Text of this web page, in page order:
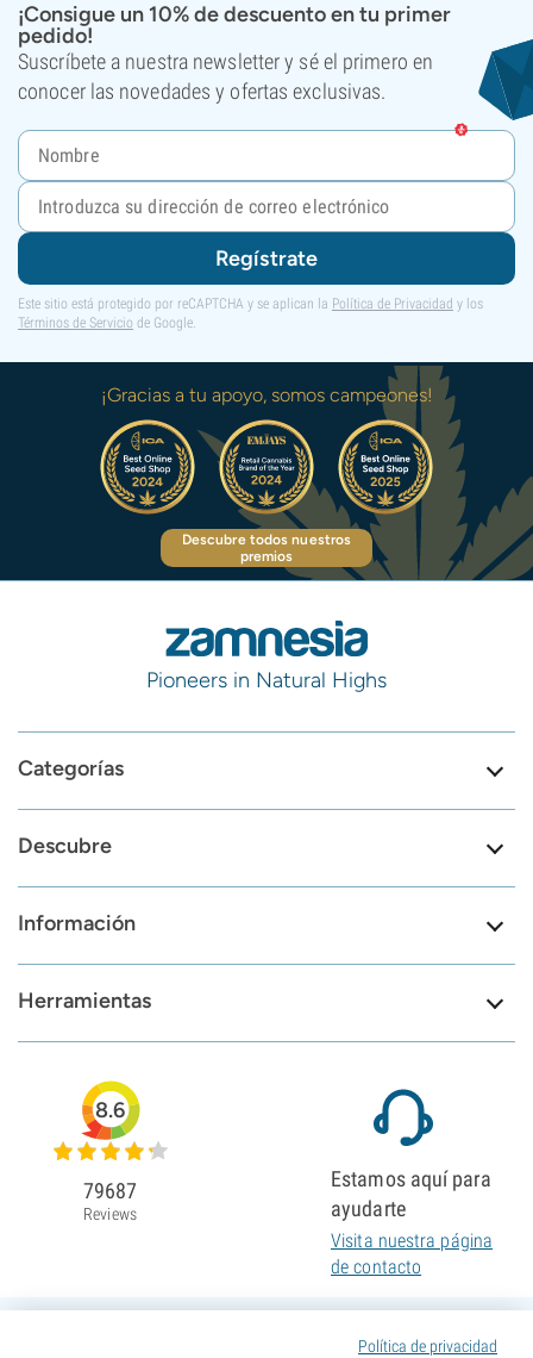
¡Consigue un 10% de descuento en tu primer
pedido!
Suscríbete a nuestra newsletter y sé el primero en
conocer las novedades y ofertas exclusivas.
Regístrate
Este sitio está protegido por reCAPTCHA y se aplican la Política de Privacidad y los
Términos de Servicio de Google.
¡Gracias a tu apoyo, somos campeones!
Descubre todos nuestros
premios
Pioneers in Natural Highs
Categorías
Descubre
Información
Herramientas
Política de privacidad
8.6
79687
Reviews
Estamos aquí para
ayudarte
Visita nuestra página
de contacto